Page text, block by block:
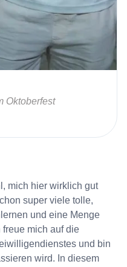
Oktoberfest
mich hier wirklich gut
super viele tolle,
und eine Menge
mich auf die
und bin
wird. In diesem